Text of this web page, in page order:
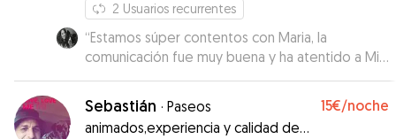
sano y claramente bien cuidado. ¡Lo recomiendo
al 100% a cualquiera que busque un cuidador de
perros excepcional! Sin duda, Guillermo será mi
primera opción la próxima vez que necesite
2 Usuarios recurrentes
“Estamos súper contentos con Maria, la
comunicación fue muy buena y ha atentido a Mila
genial en todo momento! Se nota que sabe
tratar a los border collies. Repetiremos con ella
siempre que podamos.
Sebastián · Paseos
animados,experiencia y calidad de
15€/noche